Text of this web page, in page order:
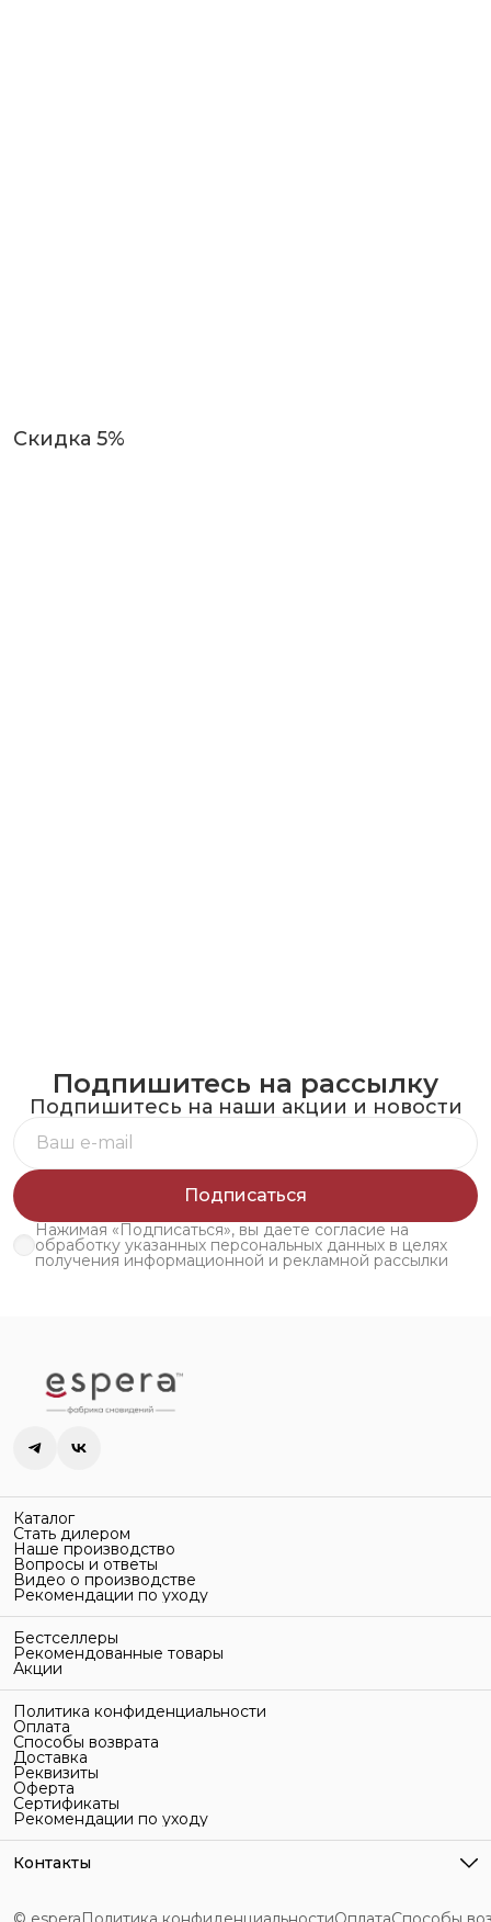
Скидка 5%
Подпишитесь на рассылку
Подпишитесь на наши акции и новости
Подписаться
Нажимая «Подписаться», вы даете согласие на
обработку указанных персональных данных в целях
получения информационной и рекламной рассылки
Каталог
Стать дилером
Наше производство
Вопросы и ответы
Видео о производстве
Рекомендации по уходу
Бестселлеры
Рекомендованные товары
Акции
Политика конфиденциальности
Оплата
Способы возврата
Доставка
Реквизиты
Оферта
Сертификаты
Рекомендации по уходу
Контакты